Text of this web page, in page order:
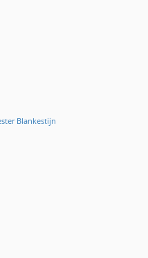
Blankestijn